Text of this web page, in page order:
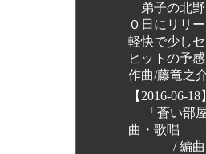
弟子の北野
０日にリリ
軽快で少し
ヒットの予
作曲/藤竜之
【2016-06-18】
「蒼い部
曲・歌唱
/ 編曲・